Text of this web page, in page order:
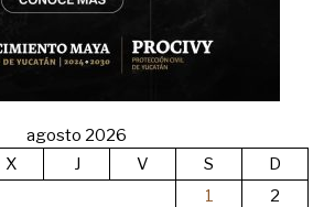
agosto 2026
X J V S
D
1
2